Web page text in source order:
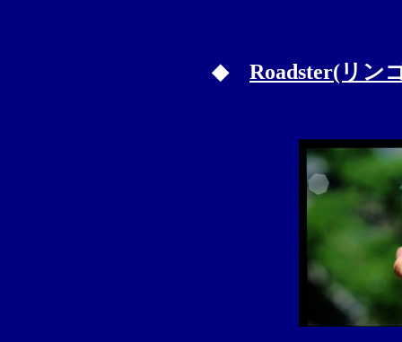
◆ Roadster(リン